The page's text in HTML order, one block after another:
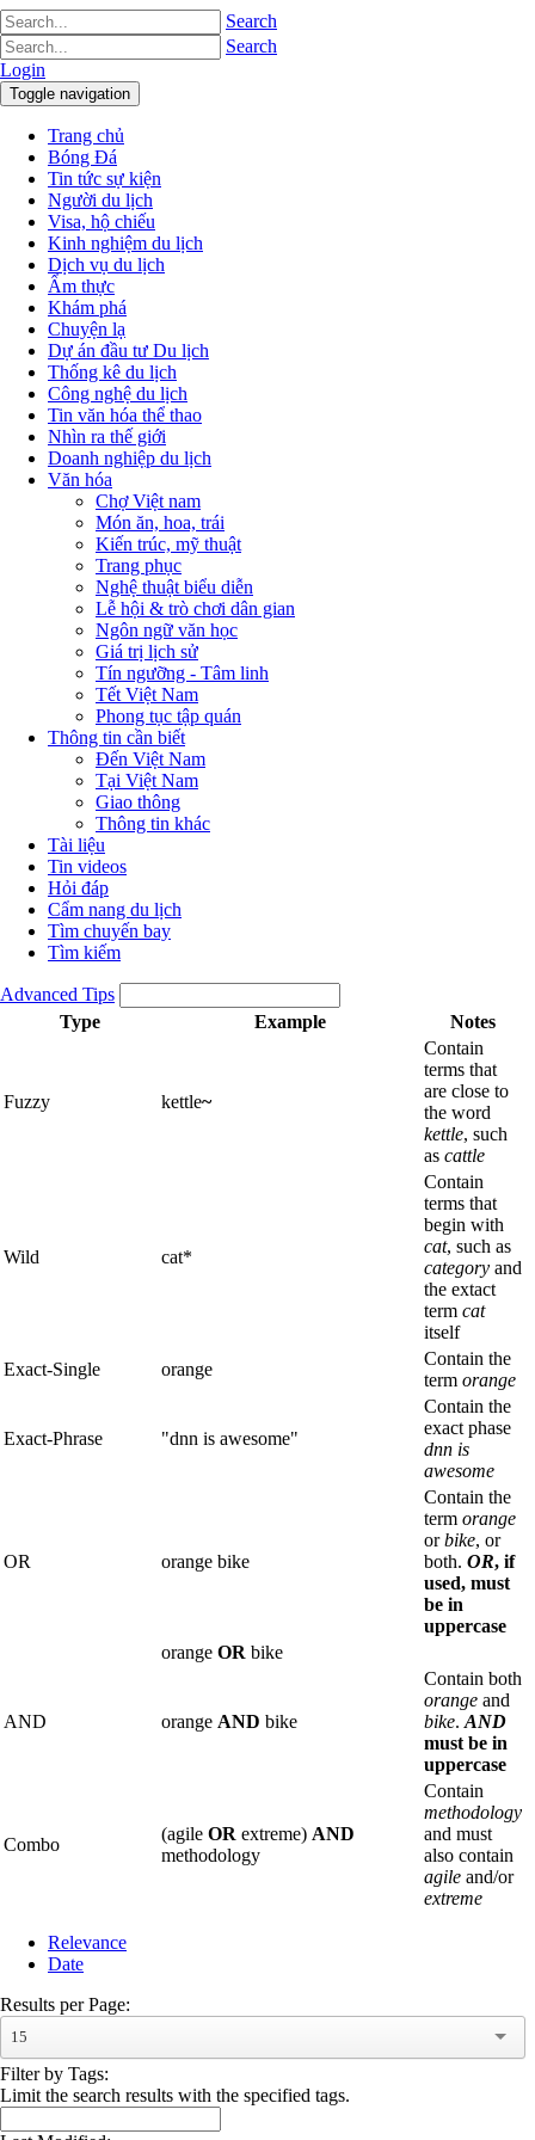
Search
Search
Login
Toggle navigation
Trang chủ
Bóng Đá
Tin tức sự kiện
Người du lịch
Visa, hộ chiếu
Kinh nghiệm du lịch
Dịch vụ du lịch
Ẩm thực
Khám phá
Chuyện lạ
Dự án đầu tư Du lịch
Thống kê du lịch
Công nghệ du lịch
Tin văn hóa thể thao
Nhìn ra thế giới
Doanh nghiệp du lịch
Văn hóa
Chợ Việt nam
Món ăn, hoa, trái
Kiến trúc, mỹ thuật
Trang phục
Nghệ thuật biểu diễn
Lễ hội & trò chơi dân gian
Ngôn ngữ văn học
Giá trị lịch sử
Tín ngưỡng - Tâm linh
Tết Việt Nam
Phong tục tập quán
Thông tin cần biết
Đến Việt Nam
Tại Việt Nam
Giao thông
Thông tin khác
Tài liệu
Tin videos
Hỏi đáp
Cẩm nang du lịch
Tìm chuyến bay
Tìm kiếm
Advanced Tips
Type
Example Notes
Fuzzy kettle~
Contain
terms that
are close to
the word
kettle, such
as cattle
Wild cat*
Contain
terms that
begin with
cat, such as
category and
the extact
term cat
itself
Exact-Single
orange
Contain the
term orange
Exact-Phrase "dnn is awesome"
Contain the
exact phase
dnn is
awesome
OR orange bike
Contain the
term orange
orbike, or
both. OR, if
used, must
be in
uppercase
orange OR bike
AND orange AND bike
Contain both
orange and
bike. AND
must be in
uppercase
Combo
(agile OR extreme) AND
methodology
Contain
methodology
and must
also contain
agile and/or
extreme
Relevance
Date
Results per Page:
15
Filter by Tags:
Limit the search results with the specified tags.